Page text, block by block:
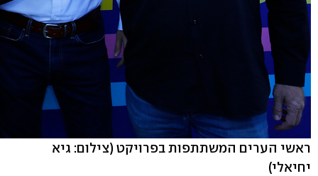
ראשי הערים המשתתפות בפרויקט (צילום: גיא
יחיאלי)